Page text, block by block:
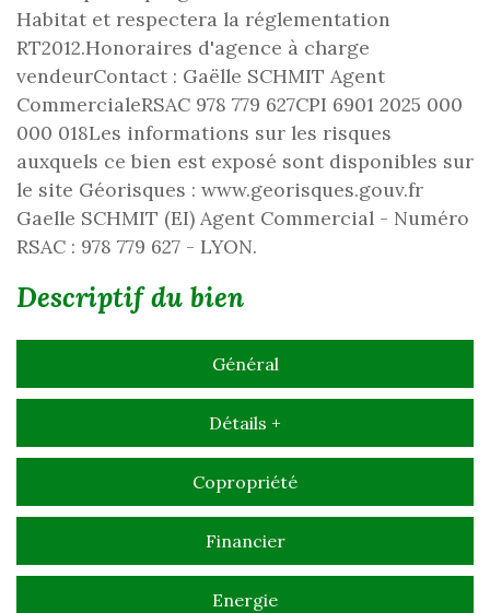
Habitat et respectera la réglementation
RT2012.Honoraires d'agence à charge
vendeurContact : Gaëlle SCHMIT Agent
CommercialeRSAC 978 779 627CPI 6901 2025 000
000 018Les informations sur les risques
auxquels ce bien est exposé sont disponibles sur
le site Géorisques : www.georisques.gouv.fr
Gaelle SCHMIT (EI) Agent Commercial - Numéro
RSAC : 978 779 627 - LYON.
descriptif du bien
Général
Détails +
Copropriété
Financier
Energie